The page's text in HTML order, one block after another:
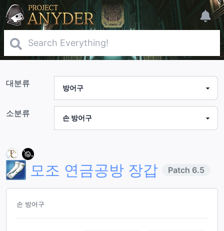
대분류
소분류
모조 연금공방 장갑 Patch 6.5
손 방어구